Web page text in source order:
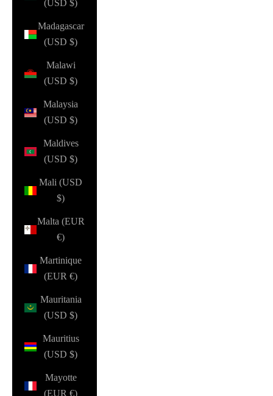
(USD $)
Madagascar
(USD $)
Malawi
(USD $)
Malaysia
(USD $)
Maldives
(USD $)
Mali (USD
$)
Malta (EUR
€)
Martinique
(EUR €)
Mauritania
(USD $)
Mauritius
(USD $)
Mayotte
(EUR €)